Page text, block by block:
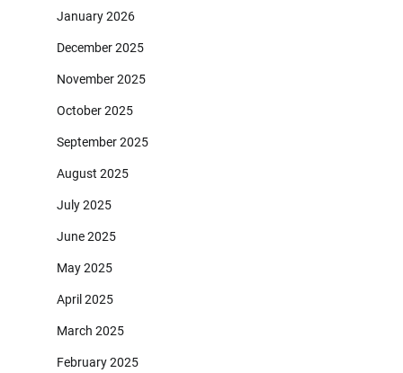
January 2026
December 2025
November 2025
October 2025
September 2025
August 2025
July 2025
June 2025
May 2025
April 2025
March 2025
February 2025